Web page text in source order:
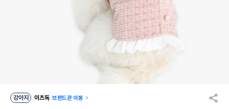
강아지 이츠독 브랜드관 이동